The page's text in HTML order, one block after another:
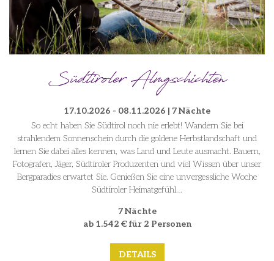
Südtiroler Almgschichten
17.10.2026 - 08.11.2026 | 7 Nächte
So echt haben Sie Südtirol noch nie erlebt! Wandern Sie bei
strahlendem Sonnenschein durch die goldene Herbstlandschaft und
lernen Sie dabei alles kennen, was Land und Leute ausmacht. Bauern,
Fotografen, Jäger, Südtiroler Produzenten und viel Wissen über unser
Bergparadies erwartet Sie. Genießen Sie eine unvergessliche Woche
Südtiroler Heimatgefühl…
7 Nächte
ab 1.542 € für 2 Personen
DETAILS